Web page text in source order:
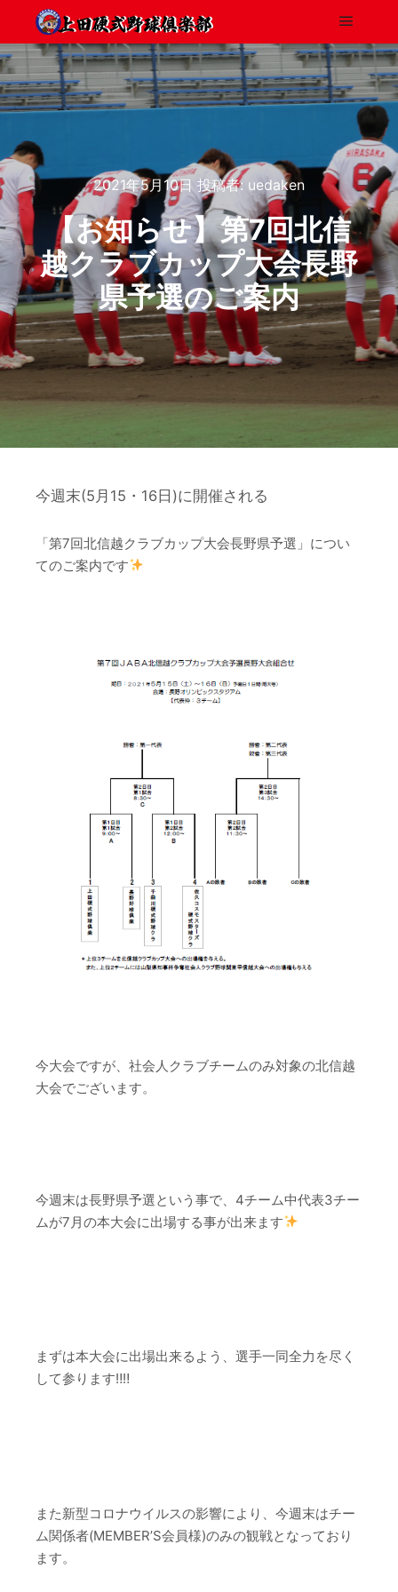
2021年5月10日 投稿者: uedaken
【お知らせ】第7回北信
越クラブカップ大会長野
県予選のご案内
今週末(5月15・16日)に開催される
「第7回北信越クラブカップ大会長野県予選 」につい
てのご案内です
今大会ですが、社会人クラブチームのみ対象の北信越
大会でございます。
今週末は長野県予選という事で、 4チーム中代表3チー
ムが7月の本大会に出場する事が出来ます
まずは本大会に出場出来るよう 、選手一同全力を尽く
して参ります‼‼
また新型コロナウイルスの影響により、 今週末はチー
ム関係者(MEMBER’S会員様)のみの観戦となっており
ます。